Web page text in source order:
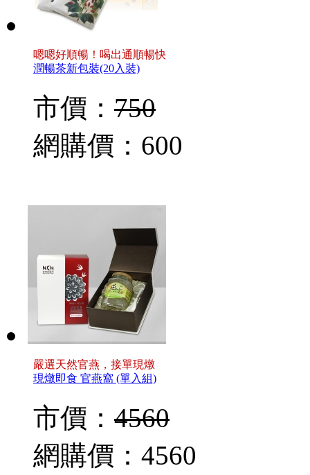
嗯嗯好順暢！喝出通順暢快
潤暢茶新包裝(20入裝)
市價： 750
網購價： 600
嚴選天然官燕，接單現燉
現燉即食 官燕窩 (單入組)
市價： 4560
網購價： 4560